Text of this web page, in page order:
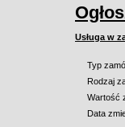
Usługa w
Typ
Rodzaj
Wartość
Data